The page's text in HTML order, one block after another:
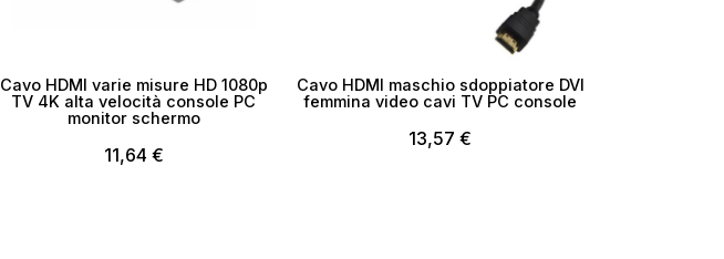
Cavo HDMI varie misure HD 1080p
TV 4K alta velocità console PC
monitor schermo
11,64 €
Cavo HDMI maschio sdoppiatore DVI
femmina video cavi TV PC console
13,57 €